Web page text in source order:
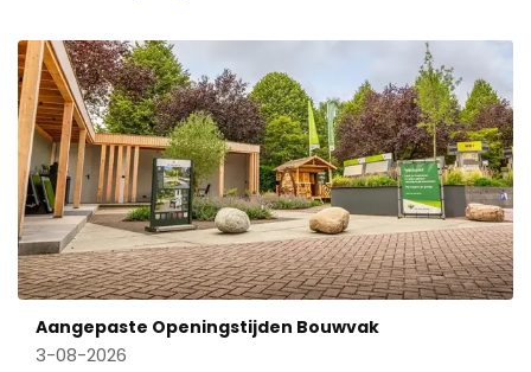
Aangepaste Openingstijden Bouwvak
3-08-2026